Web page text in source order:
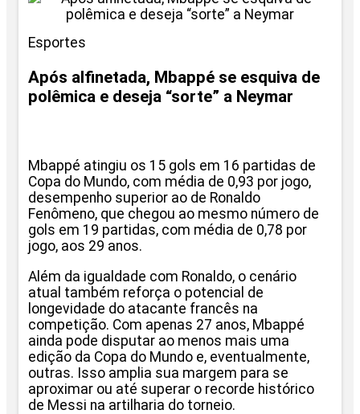
Esportes
Após alfinetada, Mbappé se esquiva de
polêmica e deseja “sorte” a Neymar
Mbappé atingiu os 15 gols em 16 partidas de
Copa do Mundo, com média de 0,93 por jogo,
desempenho superior ao de Ronaldo
Fenômeno, que chegou ao mesmo número de
gols em 19 partidas, com média de 0,78 por
jogo, aos 29 anos.
Além da igualdade com Ronaldo, o cenário
atual também reforça o potencial de
longevidade do atacante francês na
competição. Com apenas 27 anos, Mbappé
ainda pode disputar ao menos mais uma
edição da Copa do Mundo e, eventualmente,
outras. Isso amplia sua margem para se
aproximar ou até superar o recorde histórico
de Messi na artilharia do torneio.